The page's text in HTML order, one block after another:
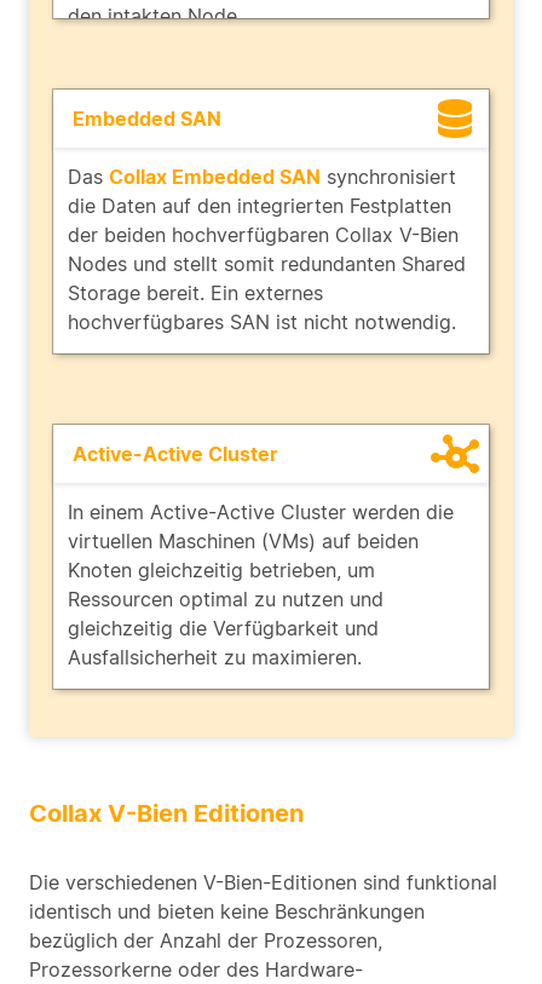
den intakten Node.
Embedded SAN
Das Collax Embedded SAN synchronisiert
die Daten auf den integrierten Festplatten
der beiden hochverfügbaren Collax V-Bien
Nodes und stellt somit redundanten Shared
Storage bereit. Ein externes
hochverfügbares SAN ist nicht notwendig.
Active-Active Cluster
In einem Active-Active Cluster werden die
virtuellen Maschinen (VMs) auf beiden
Knoten gleichzeitig betrieben, um
Ressourcen optimal zu nutzen und
gleichzeitig die Verfügbarkeit und
Ausfallsicherheit zu maximieren.
Collax V-Bien Editionen
Die verschiedenen V-Bien-Editionen sind funktional
identisch und bieten keine Beschränkungen
bezüglich der Anzahl der Prozessoren,
Prozessorkerne oder des Hardware-